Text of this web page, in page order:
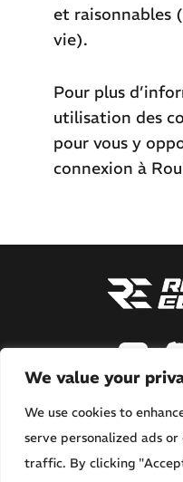
We value your
We use cookies to
serve personalized ads
traffic. By clicking
et raisonnables
vie).
Pour plus
utilisation des
pour vous y
connexion à
Politique